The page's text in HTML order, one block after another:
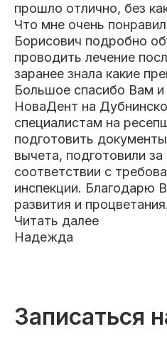
прошло отлично, без
Что мне очень
Борисович подробно
проводить лечение
заранее знала какие
Большое спасибо Вам и
НоваДент на
специалистам на
подготовить
вычета, подготовили
соответствии с
инспекции. Благодарю
развития и процветания.
Читать далее
Надежда
Записаться